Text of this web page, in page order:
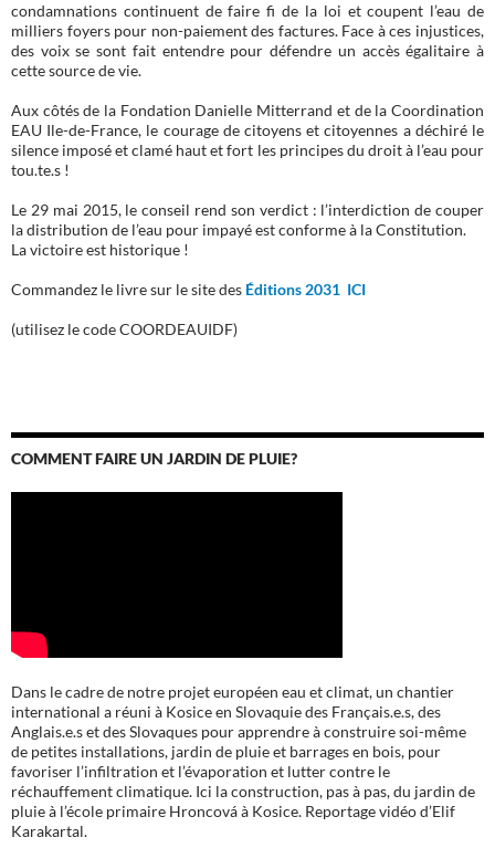
condamnations continuent de faire fi de la loi et coupent l’eau de
milliers foyers pour non-paiement des factures. Face à ces injustices,
des voix se sont fait entendre pour défendre un accès égalitaire à
cette source de vie.
Aux côtés de la Fondation Danielle Mitterrand et de la Coordination
EAU Ile-de-France, le courage de citoyens et citoyennes a déchiré le
silence imposé et clamé haut et fort les principes du droit à l’eau pour
tou.te.s !
Le 29 mai 2015, le conseil rend son verdict : l’interdiction de couper
la distribution de l’eau pour impayé est conforme à la Constitution.
La victoire est historique !
Commandez le livre sur le site des Éditions 2031 ICI
(utilisez le code COORDEAUIDF)
COMMENT FAIRE UN JARDIN DE PLUIE?
Dans le cadre de notre projet européen eau et climat, un chantier
international a réuni à Kosice en Slovaquie des Français.e.s, des
Anglais.e.s et des Slovaques pour apprendre à construire soi-même
de petites installations, jardin de pluie et barrages en bois, pour
favoriser l’infiltration et l’évaporation et lutter contre le
réchauffement climatique. Ici la construction, pas à pas, du jardin de
pluie à l’école primaire Hroncová à Kosice. Reportage vidéo d’Elif
Karakartal.